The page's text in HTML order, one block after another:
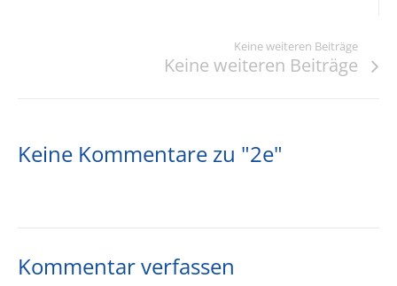
Keine weiteren Beiträge
Keine weiteren Beiträge
Keine Kommentare zu "2e"
Kommentar verfassen